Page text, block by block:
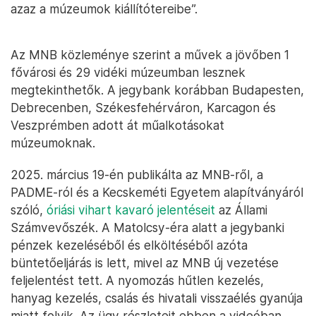
azaz a múzeumok kiállítótereibe”.
Az MNB közleménye szerint a művek a jövőben 1
fővárosi és 29 vidéki múzeumban lesznek
megtekinthetők. A jegybank korábban Budapesten,
Debrecenben, Székesfehérváron, Karcagon és
Veszprémben adott át műalkotásokat
múzeumoknak.
2025. március 19-én publikálta az MNB-ről, a
PADME-ról és a Kecskeméti Egyetem alapítványáról
szóló, óriási vihart kavaró jelentéseit az Állami
Számvevőszék. A Matolcsy-éra alatt a jegybanki
pénzek kezeléséből és elköltéséből azóta
büntetőeljárás is lett, mivel az MNB új vezetése
feljelentést tett. A nyomozás hűtlen kezelés,
hanyag kezelés, csalás és hivatali visszaélés gyanúja